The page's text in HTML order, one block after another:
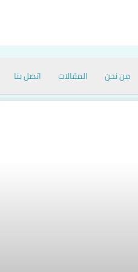
من نحن المقالات اتصل بنا